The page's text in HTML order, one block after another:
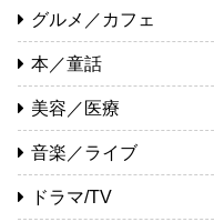
グルメ／カフェ
本／童話
美容／医療
音楽／ライブ
ドラマ/TV